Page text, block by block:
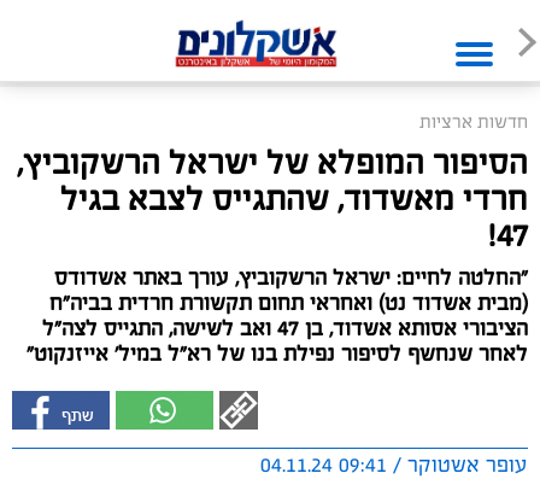
חדשות ארציות
הסיפור המופלא של ישראל הרשקוביץ,
חרדי מאשדוד, שהתגייס לצבא בגיל
47!
"החלטה לחיים: ישראל הרשקוביץ, עורך באתר אשדודס
(מבית אשדוד נט) ואחראי תחום תקשורת חרדית בביה"ח
הציבורי אסותא אשדוד, בן 47 ואב לשישה, התגייס לצה"ל
לאחר שנחשף לסיפור נפילת בנו של רא"ל במיל' אייזנקוט"
עופר אשטוקר / 09:41 04.11.24